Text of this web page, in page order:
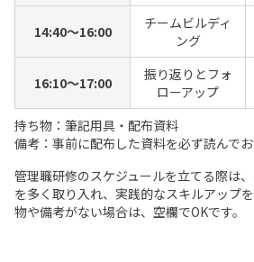
14:40～16:00
チームビルディ
ング
16:10～17:00
振り返りとフォ
ローアップ
持ち物：筆記用具・配布資料
備考：事前に配布した資料を必ず読んで
管理職研修のスケジュールを立てる際は
を多く取り入れ、実践的なスキルアップ
物や備考がない場合は、空欄でOKです。